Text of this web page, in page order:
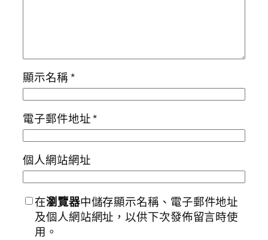
顯示名稱*
電子郵件地址*
個人網站網址
在瀏覽器中儲存顯示名稱、電子郵件地址
及個人網站網址，以供下次發佈留言時使
用。